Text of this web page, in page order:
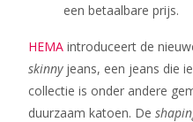
een betaalbare prijs.
HEMA introduceert de
skinnyjeans, een jeans die
collectie is onder andere
duurzaam katoen. De